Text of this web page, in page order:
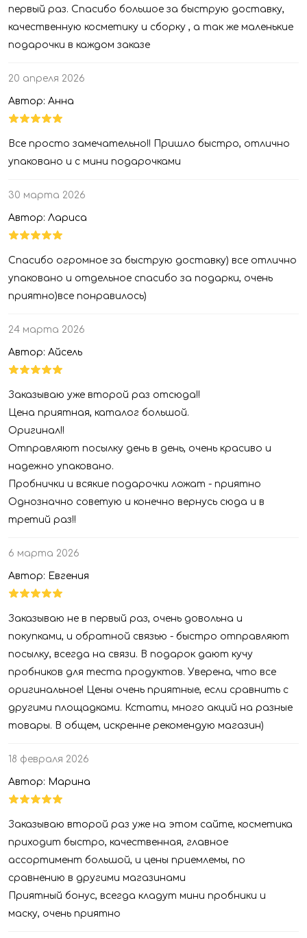
первый раз. Спасибо большое за быструю доставку,
качественную косметику и сборку , а так же маленькие
подарочки в каждом заказе
20 апреля 2026
Автор: Анна
Все просто замечательно!! Пришло быстро, отлично
упаковано и с мини подарочками
30 марта 2026
Автор: Лариса
Спасибо огромное за быструю доставку) все отлично
упаковано и отдельное спасибо за подарки, очень
приятно)все понравилось)
24 марта 2026
Автор: Айсель
Заказываю уже второй раз отсюда!!
Цена приятная, каталог большой.
Оригинал!!
Отправляют посылку день в день, очень красиво и
надежно упаковано.
Пробнички и всякие подарочки ложат - приятно
Однозначно советую и конечно вернусь сюда и в
третий раз!!
6 марта 2026
Автор: Евгения
Заказываю не в первый раз, очень довольна и
покупками, и обратной связью - быстро отправляют
посылку, всегда на связи. В подарок дают кучу
пробников для теста продуктов. Уверена, что все
оригинальное! Цены очень приятные, если сравнить с
другими площадками. Кстати, много акций на разные
товары. В общем, искренне рекомендую магазин)
18 февраля 2026
Автор: Марина
Заказываю второй раз уже на этом сайте, косметика
приходит быстро, качественная, главное
ассортимент большой, и цены приемлемы, по
сравнению в другими магазинами
Приятный бонус, всегда кладут мини пробники и
маску, очень приятно